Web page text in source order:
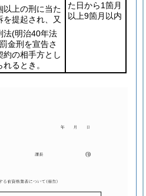
以上の刑に当た
提起され、又
法(明治40年法
金刑を宣告さ
約の相手方とし
るとき。
た日から1箇月
以上9箇月以内